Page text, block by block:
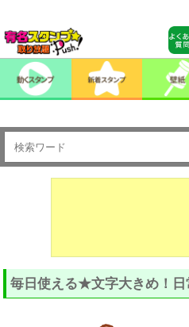
毎日使える★文字大きめ！日